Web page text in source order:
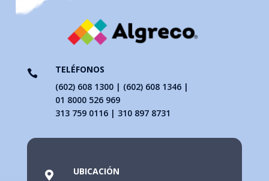

TELÉFONOS
(602) 608 1300 | (602) 608 1346 |
01 8000 526 969
313 759 0116 | 310 897 8731
 UBICACIÓN